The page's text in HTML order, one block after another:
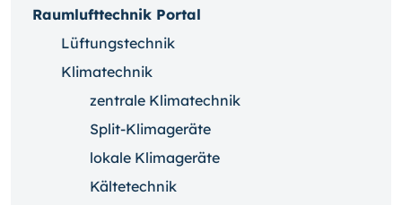
Raumlufttechnik Portal
Lüftungstechnik
Klimatechnik
zentrale Klimatechnik
Split-Klimageräte
lokale Klimageräte
Kältetechnik